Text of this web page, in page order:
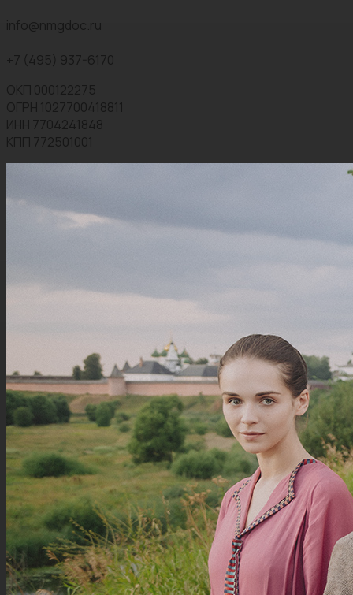
info@nmgdoc.ru
+7 (495) 937-6170
ОКП 000122275
ОГРН 1027700418811
ИНН 7704241848
КПП 772501001